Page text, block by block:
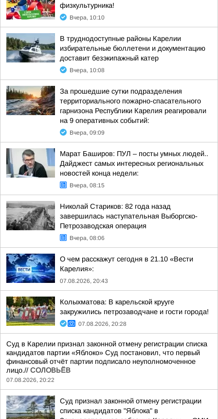
физкультурника!
Вчера, 10:10
В труднодоступные районы Карелии
избирательные бюллетени и документацию
доставит безэкипажный катер
Вчера, 10:08
За прошедшие сутки подразделения
территориального пожарно-спасательного
гарнизона Республики Карелия реагировали
на 9 оперативных событий:
Вчера, 09:09
Марат Баширов: ПУЛ – посты умных людей..
Дайджест самых интересных региональных
новостей конца недели:
Вчера, 08:15
Николай Стариков: 82 года назад
завершилась наступательная Выборгско-
Петрозаводская операция
Вчера, 08:06
О чем расскажут сегодня в 21.10 «Вести
Карелия»:
07.08.2026, 20:43
Колыхматова: В карельской крууге
закружились петрозаводчане и гости города!
07.08.2026, 20:28
Суд в Карелии признал законной отмену регистрации списка
кандидатов партии «Яблоко» Суд постановил, что первый
финансовый отчёт партии подписало неуполномоченное
лицо.// СОЛОВЬЁВ
07.08.2026, 20:22
Суд признал законной отмену регистрации
списка кандидатов "Яблока" в